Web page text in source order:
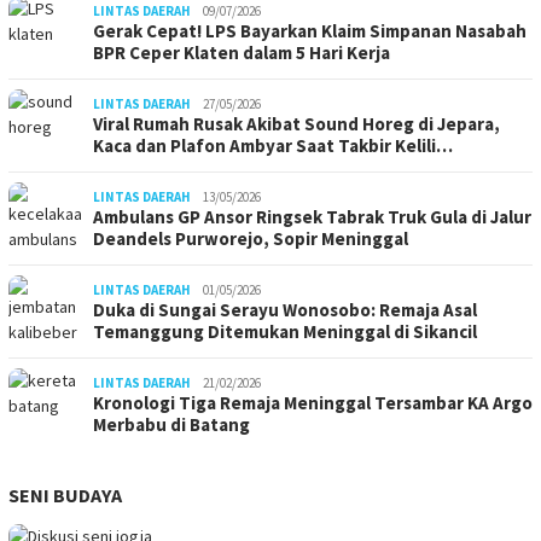
LINTAS DAERAH 09/07/2026
Gerak Cepat! LPS Bayarkan Klaim Simpanan Nasabah
BPR Ceper Klaten dalam 5 Hari Kerja
LINTAS DAERAH 27/05/2026
Viral Rumah Rusak Akibat Sound Horeg di Jepara,
Kaca dan Plafon Ambyar Saat Takbir Kelili…
LINTAS DAERAH 13/05/2026
Ambulans GP Ansor Ringsek Tabrak Truk Gula di Jalur
Deandels Purworejo, Sopir Meninggal
LINTAS DAERAH 01/05/2026
Duka di Sungai Serayu Wonosobo: Remaja Asal
Temanggung Ditemukan Meninggal di Sikancil
LINTAS DAERAH 21/02/2026
Kronologi Tiga Remaja Meninggal Tersambar KA Argo
Merbabu di Batang
SENI BUDAYA